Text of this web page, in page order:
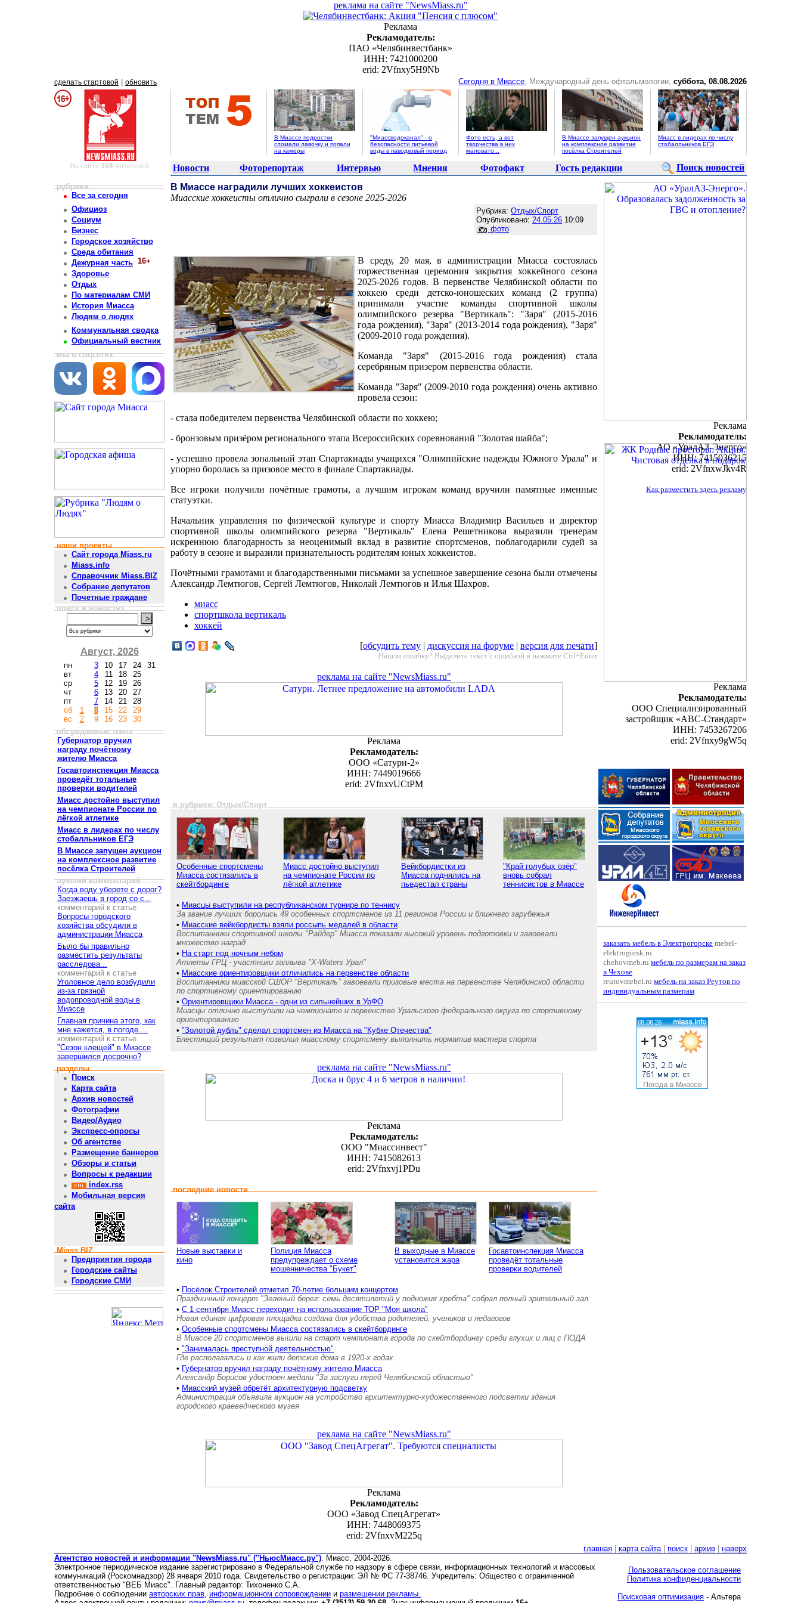
реклама на сайте "NewsMiass.ru"
Реклама
Рекламодатель:
ПАО «Челябинвестбанк»
ИНН: 7421000200
erid: 2Vfnxy5H9Nb
сделать стартовой обновить Сегодня в Миассе, Международный день офтальмологии, суббота, 08.08.2026
В Миассе подростки
сломали лавочку и попали
на камеры
"Миассводоканал" - о
безопасности питьевой
воды в паводковый период
Фото есть, а вот
творчества в них
маловато...
В Миассе запущен аукцион
на комплексное развитие
посёлка Строителей
Миасс в лидерах по числу
стобалльников ЕГЭ
На сайте 368 читателей Новости Фоторепортаж Интервью Мнения Фотофакт Гость редакции Поиск новостей
рубрики
Все за сегодня
Официоз
Социум
Бизнес
Городское хозяйство
Среда обитания
Дежурная часть 16+
Здоровье
Отдых
По материалам СМИ
История Миасса
Людям о людях
Коммунальная сводка
Официальный вестник
мы в соцсетях
наши проекты
Сайт города Miass.ru
Miass.info
Справочник Miass.BIZ
Собрание депутатов
Почетные граждане
поиск в новостях
Август, 2026
пн
вт
ср
чт
пт
сб
вс
1
2
3
4
5
6
7
8
9
10
11
12
13
14
15
16
17
18
19
20
21
22
23
24
25
26
27
28
29
30
31
обсуждаемые темы
Губернатор вручил
награду почётному
жителю Миасса
Госавтоинспекция Миасса
проведёт тотальные
проверки водителей
Миасс достойно выступил
на чемпионате России по
лёгкой атлетике
Миасс в лидерах по числу
стобалльников ЕГЭ
В Миассе запущен аукцион
на комплексное развитие
посёлка Строителей
лучший комментарий
Когда воду уберете с дорог?
Заезжаешь в город со с...
комментарий к статье
Вопросы городского
хозяйства обсудили в
администрации Миасса
Было бы правильно
разместить результаты
расследова...
комментарий к статье
Уголовное дело возбудили
из-за грязной
водопроводной воды в
Миассе
Главная причина этого, как
мне кажется, в погоде....
комментарий к статье
"Сезон клещей" в Миассе
завершился досрочно?
разделы
Поиск
Карта сайта
Архив новостей
Фотографии
Видео/Аудио
Экспресс-опросы
Об агентстве
Размещение баннеров
Обзоры и статьи
Вопросы к редакции
index.rss
Мобильная версия
сайта
Miass.BIZ
Предприятия города
Городские сайты
Городские СМИ
В Миассе наградили лучших хоккеистов
Миасские хоккеисты отлично сыграли в сезоне 2025-2026
Рубрика: Отдых/Спорт
Опубликовано: 24.05.26 10:09
фото
В среду, 20 мая, в администрации Миасса состоялась
торжественная церемония закрытия хоккейного сезона
2025-2026 годов. В первенстве Челябинской области по
хоккею среди детско-юношеских команд (2 группа)
принимали участие команды спортивной школы
олимпийского резерва "Вертикаль": "Заря" (2015-2016
года рождения), "Заря" (2013-2014 года рождения), "Заря"
(2009-2010 года рождения).
Команда "Заря" (2015-2016 года рождения) стала
серебряным призером первенства области.
Команда "Заря" (2009-2010 года рождения) очень активно
провела сезон:
- стала победителем первенства Челябинской области по хоккею;
- бронзовым призёром регионального этапа Всероссийских соревнований "Золотая шайба";
- успешно провела зональный этап Спартакиады учащихся "Олимпийские надежды Южного Урала" и
упорно боролась за призовое место в финале Спартакиады.
Все игроки получили почётные грамоты, а лучшим игрокам команд вручили памятные именные
статуэтки.
Начальник управления по физической культуре и спорту Миасса Владимир Васильев и директор
спортивной школы олимпийского резерва "Вертикаль" Елена Решетникова выразили тренерам
искреннюю благодарность за неоценимый вклад в развитие спортсменов, поблагодарили судей за
работу в сезоне и выразили признательность родителям юных хоккеистов.
Почётными грамотами и благодарственными письмами за успешное завершение сезона были отмечены
Александр Лемтюгов, Сергей Лемтюгов, Николай Лемтюгов и Илья Шахров.
миасс
спортшкола вертикаль
хоккей
[обсудить тему | дискуссия на форуме | версия для печати]
Нашли ошибку? Выделите текст с ошибкой и нажмите Ctrl+Enter
реклама на сайте "NewsMiass.ru"
Реклама
Рекламодатель:
ООО «Сатурн-2»
ИНН: 7449019666
erid: 2VfnxvUCtPM
в рубрике: Отдых/Спорт
Особенные спортсмены
Миасса состязались в
скейтбординге
Миасс достойно выступил
на чемпионате России по
лёгкой атлетике
Вейкбордистки из
Миасса поднялись на
пьедестал страны
"Край голубых озёр"
вновь собрал
теннисистов в Миассе
• Миасцы выступили на республиканском турнире по теннису
За звание лучших боролись 49 особенных спортсменов из 11 регионов России и ближнего зарубежья
• Миасские вейкбордисты взяли россыпь медалей в области
Воспитанники спортивной школы "Райдер" Миасса показали высокий уровень подготовки и завоевали
множество наград
• На старт под ночным небом
Атлеты ГРЦ - участники заплыва "X-Waters Урал"
• Миасские ориентировщики отличились на первенстве области
Воспитанники миасской СШОР "Вертикаль" завоевали призовые места на первенстве Челябинской области
по спортивному ориентированию
• Ориентировщики Миасса - одни из сильнейших в УрФО
Миасцы отлично выступили на чемпионате и первенстве Уральского федерального округа по спортивному
ориентированию
• "Золотой дубль" сделал спортсмен из Миасса на "Кубке Отечества"
Блестящий результат позволил миасскому спортсмену выполнить норматив мастера спорта
реклама на сайте "NewsMiass.ru"
Реклама
Рекламодатель:
ООО "Миассинвест"
ИНН: 7415082613
erid: 2Vfnxvj1PDu
последние новости
Новые выставки и
кино
Полиция Миасса
предупреждает о схеме
мошенничества "Букет"
В выходные в Миассе
установится жара
Госавтоинспекция Миасса
проведёт тотальные
проверки водителей
• Посёлок Строителей отметил 70-летие большим концертом
Праздничный концерт "Зеленый берег: семь десятилетий у подножия хребта" собрал полный зрительный зал
• С 1 сентября Миасс переходит на использование ТОР "Моя школа"
Новая единая цифровая площадка создана для удобства родителей, учеников и педагогов
• Особенные спортсмены Миасса состязались в скейтбординге
В Миассе 20 спортсменов вышли на старт чемпионата города по скейтбордингу среди глухих и лиц с ПОДА
• "Занималась преступной деятельностью"
Где располагались и как жили детские дома в 1920-х годах
• Губернатор вручил награду почётному жителю Миасса
Александр Борисов удостоен медали "За заслуги перед Челябинской областью"
• Миасский музей обретёт архитектурную подсветку
Администрация объявила аукцион на устройство архитектурно-художественного подсветки здания
городского краеведческого музея
реклама на сайте "NewsMiass.ru"
Реклама
Рекламодатель:
ООО «Завод СпецАгрегат»
ИНН: 7448069375
erid: 2VfnxvM225q
Реклама
Рекламодатель:
АО «УралАЗ-Энерго»
ИНН: 7415036215
erid: 2VfnxwJkv4R
Как разместить здесь рекламу
Реклама
Рекламодатель:
ООО Специализированный
застройщик «АВС-Стандарт»
ИНН: 7453267206
erid: 2Vfnxy9gW5q
заказать мебель в Электрогорске mebel-
elektrogorsk.ru
chehovmeb.ru мебель по размерам на заказ
в Чехове
reutovmebel.ru мебель на заказ Реутов по
индивидуальным размерам
главная карта сайта| поиск архив
наверх
Агентство новостей и информации "NewsMiass.ru" ("НьюсМиасс.ру"). Миасс, 2004-2026.
Электронное периодическое издание зарегистрировано в Федеральной службе по надзору в сфере связи, информационных технологий и массовых
коммуникаций (Роскомнадзор) 28 января 2010 года. Свидетельство о регистрации: ЭЛ № ФС 77-38746. Учредитель: Общество с ограниченной
ответственностью "ВЕБ Миасс". Главный редактор: Тихоненко С.А.
Подробнее о соблюдении авторских прав, информационном сопровождении и размещении рекламы.
Пользовательское соглашение
Политика конфиденциальности
Поисковая оптимизация - Альтера